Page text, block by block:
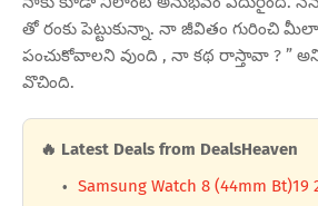
తో రంకు పెట్టుకున్నా. నా జీవితం గురించి
పంచుకోవాలని వుంది , నా కథ రాస్తావా ? ”
వొచింది.
🔥 Latest Deals from DealsHeaven
Samsung Watch 8 (44mm Bt)19